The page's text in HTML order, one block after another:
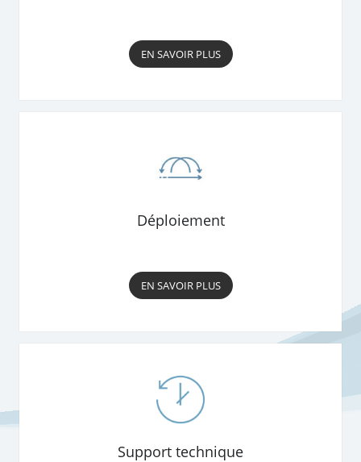
EN SAVOIR PLUS
Déploiement
EN SAVOIR PLUS
Support technique